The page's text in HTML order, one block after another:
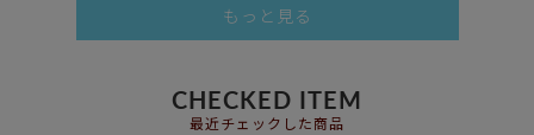
もっと見る
CHECKED ITEM
最近チェックした商品